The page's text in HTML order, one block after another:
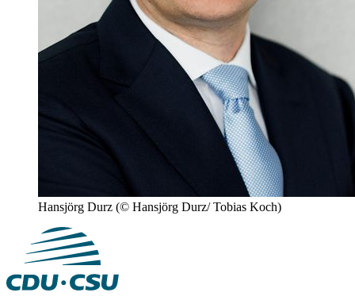
Hansjörg Durz (© Hansjörg Durz/ Tobias Koch)